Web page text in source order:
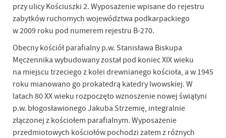
przy ulicy Kościuszki 2. Wyposażenie wpisane do rejestru
zabytków ruchomych województwa podkarpackiego
w 2009 roku pod numerem rejestru B-270.
Obecny kościół parafialny p.w. Stanisława Biskupa
Męczennika wybudowany został pod koniec XIX wieku
na miejscu trzeciego z kolei drewnianego kościoła, a w 1945
roku mianowano go prokatedrą katedry lwowskiej. W
latach 80 XX wieku rozpoczęto wznoszenie nowej świątyni
p.w. błogosławionego Jakuba Strzemię, integralnie
złączonej z kościołem parafialnym. Wyposażenie
przedmiotowych kościołów pochodzi zatem z różnych